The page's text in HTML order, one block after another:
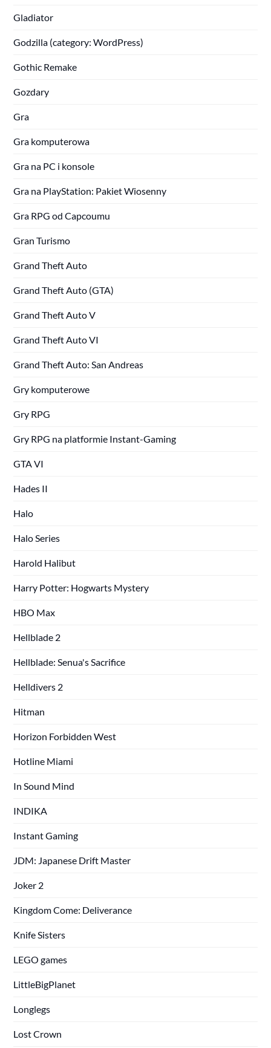
Gladiator
Godzilla (category: WordPress)
Gothic Remake
Gozdary
Gra
Gra komputerowa
Gra na PC i konsole
Gra na PlayStation: Pakiet Wiosenny
Gra RPG od Capcoumu
Gran Turismo
Grand Theft Auto
Grand Theft Auto (GTA)
Grand Theft Auto V
Grand Theft Auto VI
Grand Theft Auto: San Andreas
Gry komputerowe
Gry RPG
Gry RPG na platformie Instant-Gaming
GTA VI
Hades II
Halo
Halo Series
Harold Halibut
Harry Potter: Hogwarts Mystery
HBO Max
Hellblade 2
Hellblade: Senua's Sacrifice
Helldivers 2
Hitman
Horizon Forbidden West
Hotline Miami
In Sound Mind
INDIKA
Instant Gaming
JDM: Japanese Drift Master
Joker 2
Kingdom Come: Deliverance
Knife Sisters
LEGO games
LittleBigPlanet
Longlegs
Lost Crown